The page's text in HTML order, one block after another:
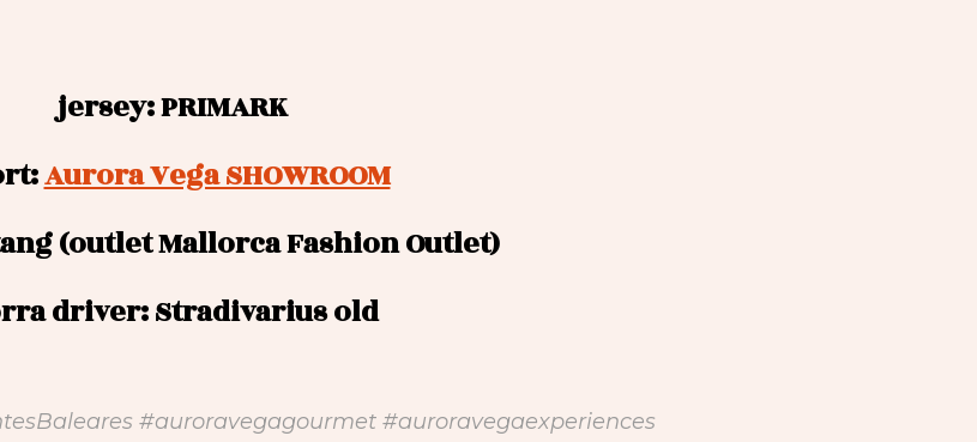
jersey: PRIMARK
Aurora Vega SHOWROOM
(outlet Mallorca Fashion Outlet)
driver: Stradivarius old
#auroravegagourmet #auroravegaexperiences